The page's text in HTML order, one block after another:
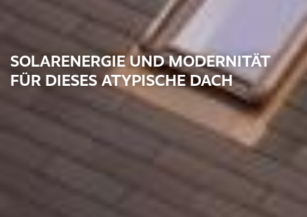
SOLARENERGIE UND MODERNITÄT
FÜR DIESES ATYPISCHE DACH